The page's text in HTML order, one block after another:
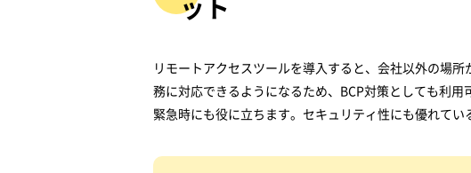
リモートアクセスツールを導入すると、会社以外の場
務に対応できるようになるため、BCP対策としても利用
緊急時にも役に立ちます。セキュリティ性にも優れて